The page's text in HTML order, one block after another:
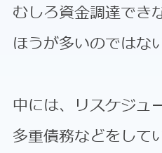
むしろ資金調達でき
ほうが多いのではな
中には、リスケジュ
多重債務などをして